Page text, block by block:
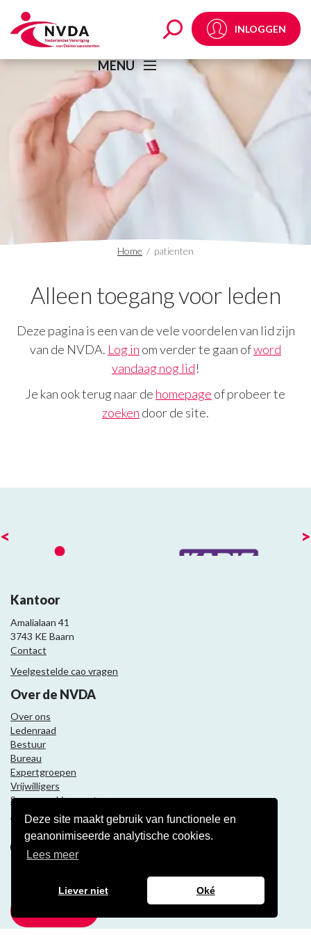
Deze site maakt gebruik van functionele en
geanonimiseerde analytische cookies.
Lees meer
Liever niet Oké
patienten Archives -
INLOGGEN
MENU
Home / patienten
Alleen toegang voor leden
Deze pagina is een van de vele voordelen van lid zijn
van de NVDA. Log in om verder te gaan ofword
vandaag nog lid!
Je kan ook terug naar de homepage of probeer te
zoeken door de site.
< >
Kantoor
Amalialaan 41
3743 KE Baarn
Contact
Veelgestelde cao vragen
Over de NVDA
Over ons
Ledenraad
Bestuur
Bureau
Expertgroepen
Vrijwilligers
Samenwerkingspartners
Volg ons